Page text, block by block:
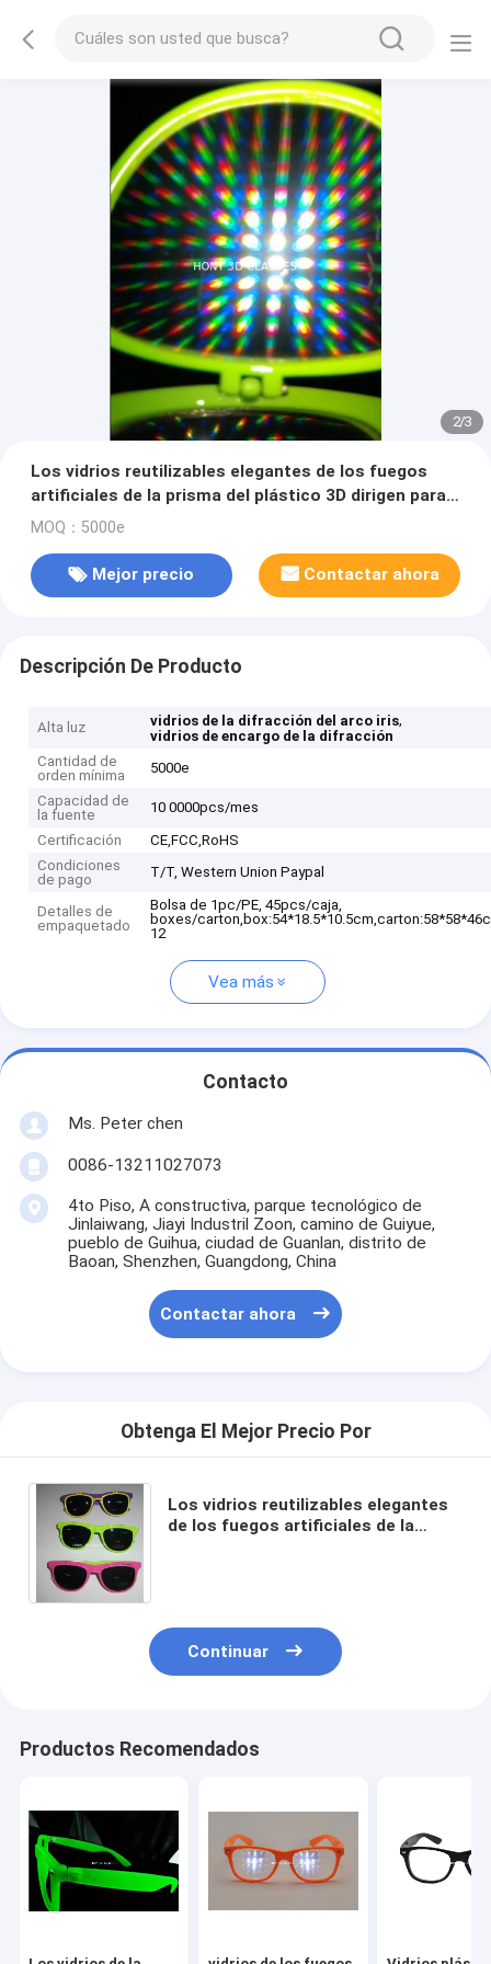
2/3
Los vidrios reutilizables elegantes de los fuegos
artificiales de la prisma del plástico 3D dirigen para
el sorteo/el regalo
MOQ：5000e
Mejor precio Contactar ahora
Descripción De Producto
Alta luz vidrios de la difracción del arco iris,
vidrios de encargo de la difracción
Cantidad de
orden mínima
5000e
Capacidad de
la fuente
10 0000pcs/mes
Certificación
CE,FCC,RoHS
Condiciones
de pago
T/T, Western Union Paypal
Detalles de
empaquetado
Bolsa de 1pc/PE, 45pcs/caja,
boxes/
12
Vea más
Contacto
Ms. Peter chen
0086-13211027073
4to Piso, A constructiva, parque tecnológico de
Jinlaiwang, Jiayi Industril Zoon, camino de Guiyue,
pueblo de Guihua, ciudad de Guanlan, distrito de
Baoan, Shenzhen, Guangdong, China
Contactar ahora
Obtenga El Mejor Precio Por
Los vidrios reutilizables elegantes
de los fuegos artificiales de la
Continuar
Productos Recomendados